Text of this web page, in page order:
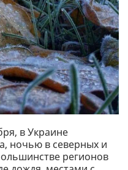
в Украине
ночью в северных и
регионов